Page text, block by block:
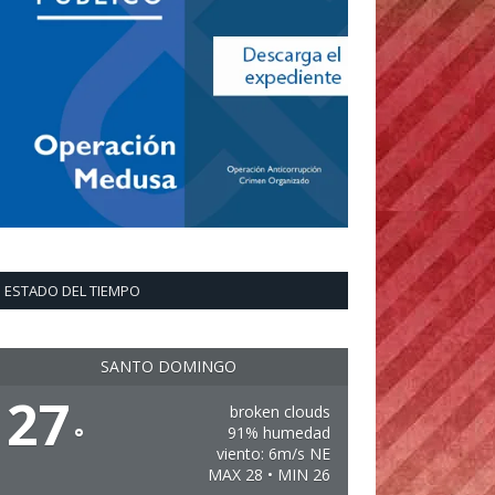
ESTADO DEL TIEMPO
SANTO DOMINGO
27 °
broken clouds
91% humedad
viento: 6m/s NE
MAX 28 • MIN 26